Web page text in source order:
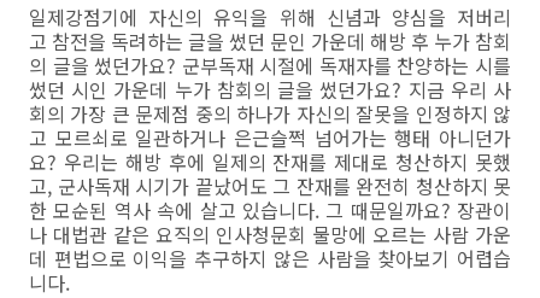
일제강점기에 자신의 유익을 위해 신념과 양심을 저버리
고 참전을 독려하는 글을 썼던 문인 가운데 해방 후 누가 참회
의 글을 썼던가요? 군부독재 시절에 독재자를 찬양하는 시를
썼던 시인 가운데 누가 참회의 글을 썼던가요? 지금 우리 사
회의 가장 큰 문제점 중의 하나가 자신의 잘못을 인정하지 않
고 모르쇠로 일관하거나 은근슬쩍 넘어가는 행태 아니던가
요? 우리는 해방 후에 일제의 잔재를 제대로 청산하지 못했
고, 군사독재 시기가 끝났어도 그 잔재를 완전히 청산하지 못
한 모순된 역사 속에 살고 있습니다. 그 때문일까요? 장관이
나 대법관 같은 요직의 인사청문회 물망에 오르는 사람 가운
데 편법으로 이익을 추구하지 않은 사람을 찾아보기 어렵습
니다.